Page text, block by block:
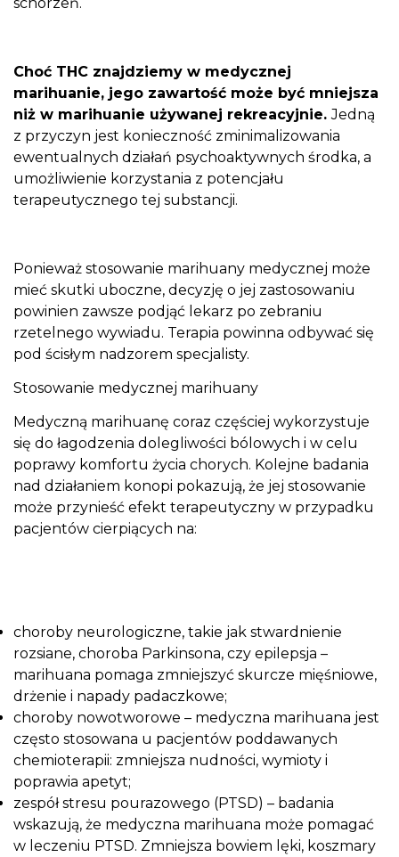
Choć THC znajdziemy w medycznej
marihuanie, jego zawartość może być mniejsza
niż w marihuanie używanej rekreacyjnie.Jedną
z przyczyn jest konieczność zminimalizowania
ewentualnych działań psychoaktywnych środka, a
umożliwienie korzystania z potencjału
terapeutycznego tej substancji.
Ponieważ stosowanie marihuany medycznej może
mieć skutki uboczne, decyzję o jej zastosowaniu
powinien zawsze podjąć lekarz po zebraniu
rzetelnego wywiadu. Terapia powinna odbywać się
pod ścisłym nadzorem specjalisty.
Stosowanie medycznej marihuany
Medyczną marihuanę coraz częściej wykorzystuje
się do łagodzenia dolegliwości bólowych i w celu
poprawy komfortu życia chorych. Kolejne badania
nad działaniem konopi pokazują, że jej stosowanie
może przynieść efekt terapeutyczny w przypadku
pacjentów cierpiących na:
choroby neurologiczne, takie jak stwardnienie
rozsiane, choroba Parkinsona, czy epilepsja –
marihuana pomaga zmniejszyć skurcze mięśniowe,
drżenie i napady padaczkowe;
choroby nowotworowe – medyczna marihuana jest
często stosowana u pacjentów poddawanych
chemioterapii: zmniejsza nudności, wymioty i
poprawia apetyt;
zespół stresu pourazowego (PTSD) – badania
wskazują, że medyczna marihuana może pomagać
w leczeniu PTSD. Zmniejsza bowiem lęki, koszmary